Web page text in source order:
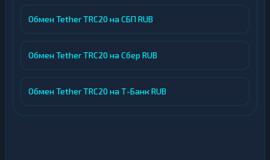
Обмен Tether TRC20 на СБП RUB
Обмен Tether TRC20 на Сбер RUB
Обмен Tether TRC20 на Т-Банк RUB